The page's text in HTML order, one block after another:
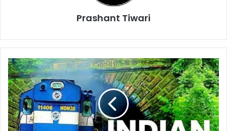
Prashant Tiwari
रेलवे
ने
किया
बड़ा
ऐलान,बंद
रहेगी
टिकट